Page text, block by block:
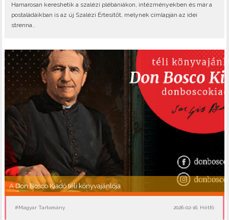
Hamarosan kereshetik a szalézi plébániákon, intézményekben és már a
postaládáikban is az új Szalézi Értesítőt, melynek címlapján az idei
strenna..
A Don Bosco Kiadó téli könyvajánlója
#Magyar Tartomány 2026-02-16, Hétfő